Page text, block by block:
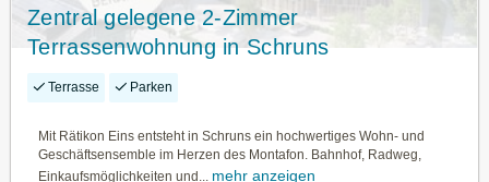
Zentral gelegene 2-Zimmer
Terrassenwohnung in Schruns
Terrasse Parken
Mit Rätikon Eins entsteht in Schruns ein hochwertiges Wohn- und
Geschäftsensemble im Herzen des Montafon. Bahnhof, Radweg,
Einkaufsmöglichkeiten und... mehr anzeigen